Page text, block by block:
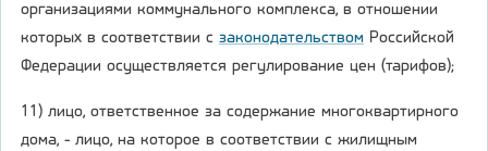
организациями коммунального комплекса, в отношении
которых в соответствии с законодательством Российской
Федерации осуществляется регулирование цен (тарифов);
11) лицо, ответственное за содержание многоквартирного
дома, - лицо, на которое в соответствии с жилищным